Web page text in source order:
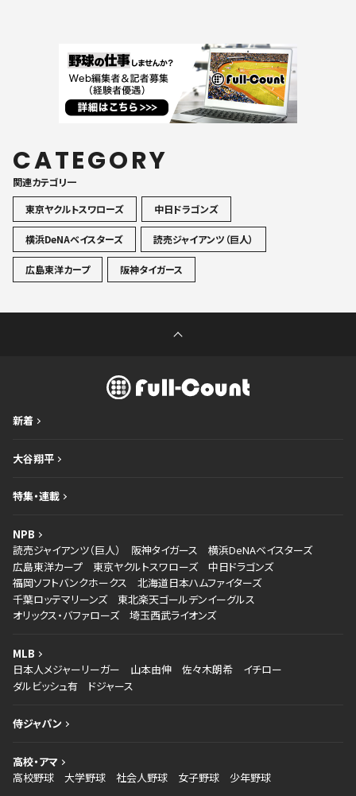
CATEGORY
関連カテゴリ一
東京ヤクルトスワローズ
中日ドラゴンズ
横浜DeNAベイスターズ 読売ジャイアンツ（巨人）
広島東洋カープ 阪神タイガース
新着
大谷翔平
特集・連載
NPB
読売ジャイアンツ（巨人）
阪神タイガース
横浜DeNAベイスターズ
広島東洋カープ
東京ヤクルトスワローズ
中日ドラゴンズ
福岡ソフトバンクホークス
北海道日本ハムファイターズ
千葉ロッテマリーンズ
東北楽天ゴールデンイーグルス
オリックス・バファローズ
埼玉西武ライオンズ
MLB
日本人メジャーリーガー
山本由伸 佐々木朗希
イチロー
ダルビッシュ有
ドジャース
侍ジャパン
高校・アマ
高校野球
大学野球 社会人野球 女子野球 少年野球